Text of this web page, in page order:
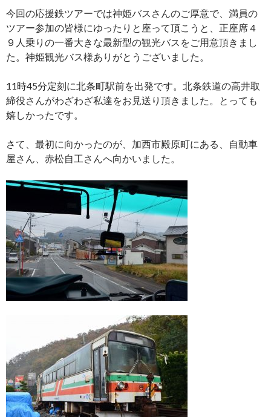
今回の応援鉄ツアーでは神姫バスさんのご厚意で、満員の
ツアー参加の皆様にゆったりと座って頂こうと、正座席４
９人乗りの一番大きな最新型の観光バスをご用意頂きまし
た。神姫観光バス様ありがとうございました。
11時45分定刻に北条町駅前を出発です。北条鉄道の高井取
締役さんがわざわざ私達をお見送り頂きました。とっても
嬉しかったです。
さて、最初に向かったのが、加西市殿原町にある、自動車
屋さん、赤松自工さんへ向かいました。